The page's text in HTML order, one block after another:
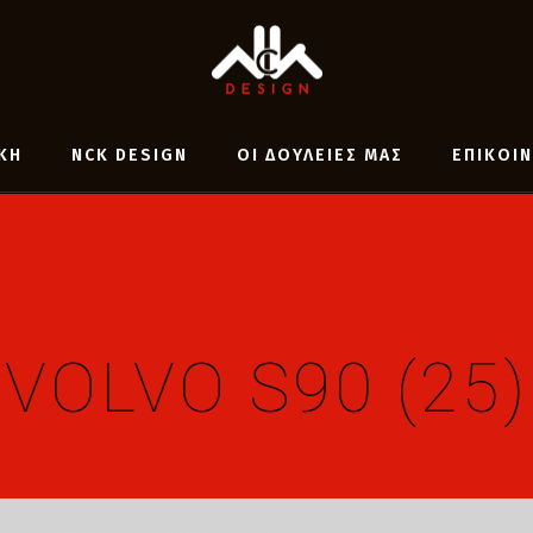
NCK DESIGN ΟΙ ΔΟΥΛΕΙΕΣ ΜΑΣ
VOLVO S90 (25)